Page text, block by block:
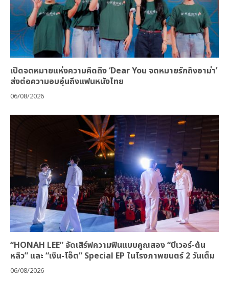
เปิดจดหมายแห่งความคิดถึง ‘Dear You จดหมายรักถึงอาม่า’
ส่งต่อความอบอุ่นถึงแฟนหนังไทย
06/08/2026
“HONAH LEE” จัดเสิร์ฟความฟินแบบคูณสอง “บีเวอร์-ต้น
หลิว” และ “เงิน-โอ๊ต” Special EP ในโรงภาพยนตร์ 2 วันเต็ม
06/08/2026